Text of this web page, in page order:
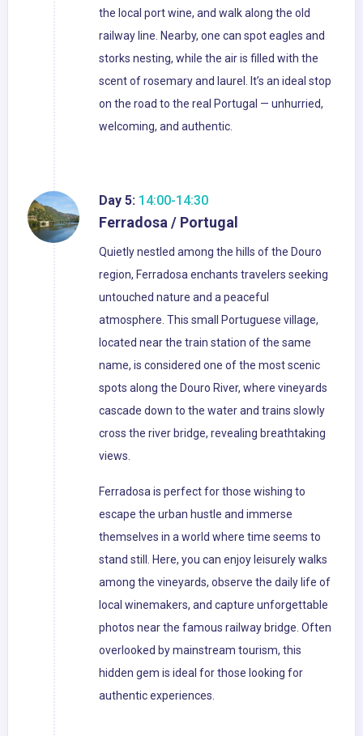
the local port wine, and walk along the old
railway line. Nearby, one can spot eagles and
storks nesting, while the air is filled with the
scent of rosemary and laurel. It’s an ideal stop
on the road to the real Portugal — unhurried,
welcoming, and authentic.
Day 5: 14:00-14:30
Ferradosa / Portugal
Quietly nestled among the hills of the Douro
region, Ferradosa enchants travelers seeking
untouched nature and a peaceful
atmosphere. This small Portuguese village,
located near the train station of the same
name, is considered one of the most scenic
spots along the Douro River, where vineyards
cascade down to the water and trains slowly
cross the river bridge, revealing breathtaking
views.
Ferradosa is perfect for those wishing to
escape the urban hustle and immerse
themselves in a world where time seems to
stand still. Here, you can enjoy leisurely walks
among the vineyards, observe the daily life of
local winemakers, and capture unforgettable
photos near the famous railway bridge. Often
overlooked by mainstream tourism, this
hidden gem is ideal for those looking for
authentic experiences.